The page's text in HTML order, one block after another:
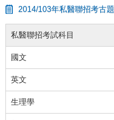
2014/103年私醫聯招考古題
私醫聯招考試科目
國文
英文
生理學